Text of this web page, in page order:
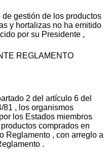
gestión de los productos
y hortalizas no ha emitido
por su Presidente ,
REGLAMENTO
2 del artículo 6 del
81 , los organismos
los Estados miembros
comprados en
Reglamento , con arreglo a
.